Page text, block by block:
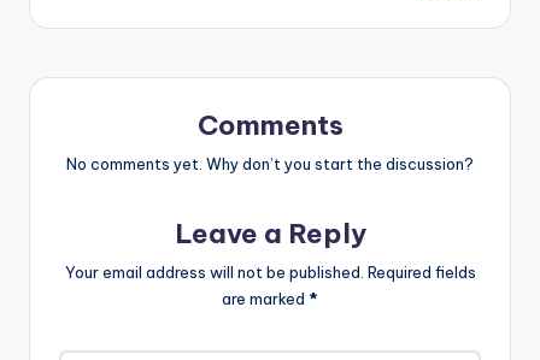
Comments
No comments yet. Why don’t you start the discussion?
Leave a Reply
Your email address will not be published. Required fields
are marked *